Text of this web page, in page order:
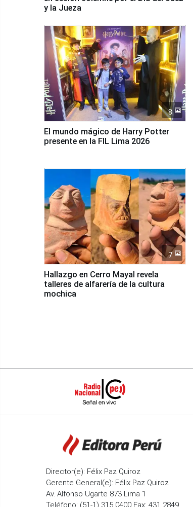
y la Jueza
8
El mundo mágico de Harry Potter
presente en la FIL Lima 2026
7
Hallazgo en Cerro Mayal revela
talleres de alfarería de la cultura
mochica
Director(e): Félix Paz Quiroz
Gerente General(e): Félix Paz Quiroz
Av. Alfonso Ugarte 873 Lima 1
Teléfono: (51-1) 315 0400 Fax: 431 2849